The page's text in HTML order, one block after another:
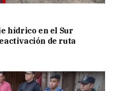
hídrico en el Sur
de ruta